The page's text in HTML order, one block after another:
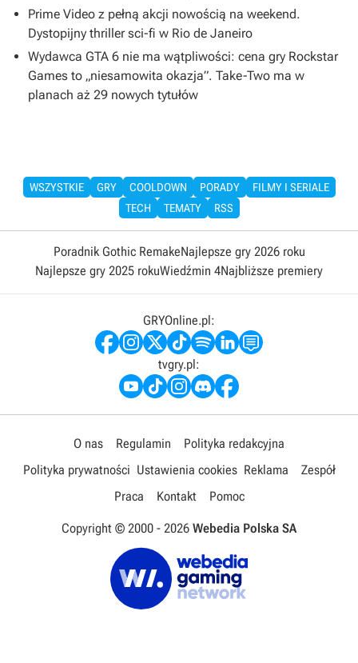
Prime Video z pełną akcji nowością na weekend.
Dystopijny thriller sci-fi w Rio de Janeiro
Wydawca GTA 6 nie ma wątpliwości: cena gry Rockstar
Games to „niesamowita okazja”. Take-Two ma w
planach aż 29 nowych tytułów
WSZYSTKIE GRY COOLDOWN PORADY
FILMY I SERIALE
TECH
TEMATY RSS
Poradnik Gothic RemakeNajlepsze gry 2026 roku
Najlepsze gry 2025 rokuWiedźmin 4Najbliższe premiery
GRYOnline.pl:
tvgry.pl:
O nas Regulamin
Polityka redakcyjna
Polityka prywatności Ustawienia cookies Reklama
Zespół
Praca
Kontakt Pomoc
Copyright © 2000 - 2026 Webedia Polska SA